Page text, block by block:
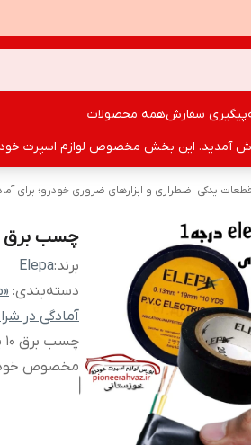
پیگیری سفارشهمه محصولات
آمدید. این بخش مخصوص لوازم اسپرت
یدکی اضطراری و ابزارهای ضروری خودرو؛ برای
چسب برق ELEPA مخصوص خودرو بسته 10عددی
برند:Elepa
دسته‌بندی:
آمادگی در
مخصوص